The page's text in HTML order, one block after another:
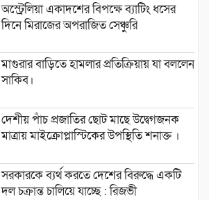
অস্ট্রেলিয়া একাদশের বিপক্ষে ব্যাটিং ধসের
দিনে মিরাজের অপরাজিত সেঞ্চুরি
মাগুরার বাড়িতে হামলার প্রতিক্রিয়ায় যা বললেন
সাকিব।
দেশীয় পাঁচ প্রজাতির ছোট মাছে উদ্বেগজনক
মাত্রায় মাইক্রোপ্লাস্টিকের উপস্থিতি শনাক্ত ।
সরকারকে ব্যর্থ করতে দেশের বিরুদ্ধে একটি
দল চক্রান্ত চালিয়ে যাচ্ছে : রিজভী